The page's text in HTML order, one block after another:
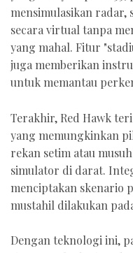
mensimulasikan radar,
secara virtual tanpa
yang mahal. Fitur
juga memberikan
untuk memantau
Terakhir, Red Hawk
yang memungkinkan
rekan setim atau
simulator di darat.
menciptakan skenario
mustahil dilakukan
Dengan teknologi ini,